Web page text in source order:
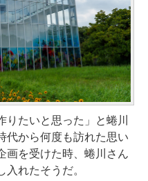
りたいと思った」と蜷川
代から何度も訪れた思い
画を受けた時、蜷川さん
れたそうだ。